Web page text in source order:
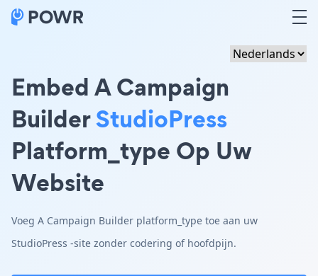
Embed A Campaign
BuilderStudioPress
Platform_type Op Uw
Website
Voeg A Campaign Builder platform_type toe aan uw
StudioPress -site zonder codering of hoofdpijn.